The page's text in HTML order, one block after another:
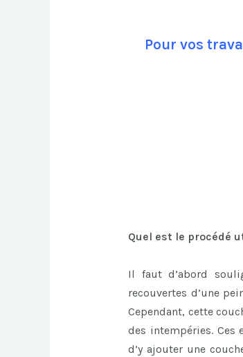
Pour vos
Quel est le procédé
Il faut d’abord
recouvertes d’une
Cependant, cette
des intempéries.
d’y ajouter une